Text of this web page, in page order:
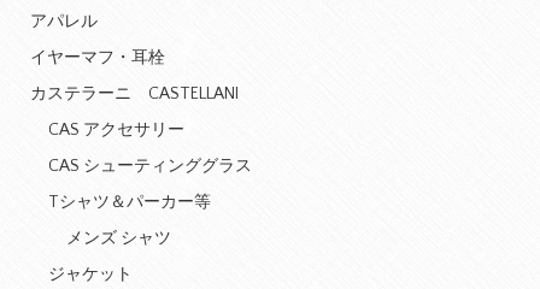
アパレル
イヤーマフ・耳栓
カステラーニ CASTELLANI
CAS アクセサリー
CAS シューティンググラス
Tシャツ＆パーカー等
メンズ シャツ
ジャケット